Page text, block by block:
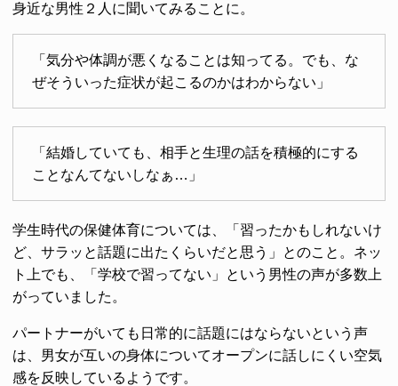
身近な男性２人に聞いてみることに。
「気分や体調が悪くなることは知ってる。でも、な
ぜそういった症状が起こるのかはわからない」
「結婚していても、相手と生理の話を積極的にする
ことなんてないしなぁ…」
学生時代の保健体育については、「習ったかもしれないけ
ど、サラッと話題に出たくらいだと思う」とのこと。ネッ
ト上でも、「学校で習ってない」という男性の声が多数上
がっていました。
パートナーがいても日常的に話題にはならないという声
は、男女が互いの身体についてオープンに話しにくい空気
感を反映しているようです。